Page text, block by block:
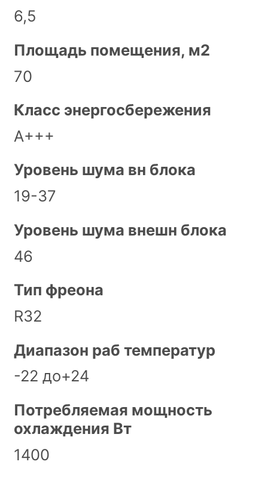
6,5
Площадь помещения, м2
70
Класс энергосбережения
А+++
Уровень шума вн блока
19-37
Уровень шума внешн блока
46
Тип фреона
R32
Диапазон раб температур
-22 до+24
Потребляемая мощность
охлаждения Вт
1400